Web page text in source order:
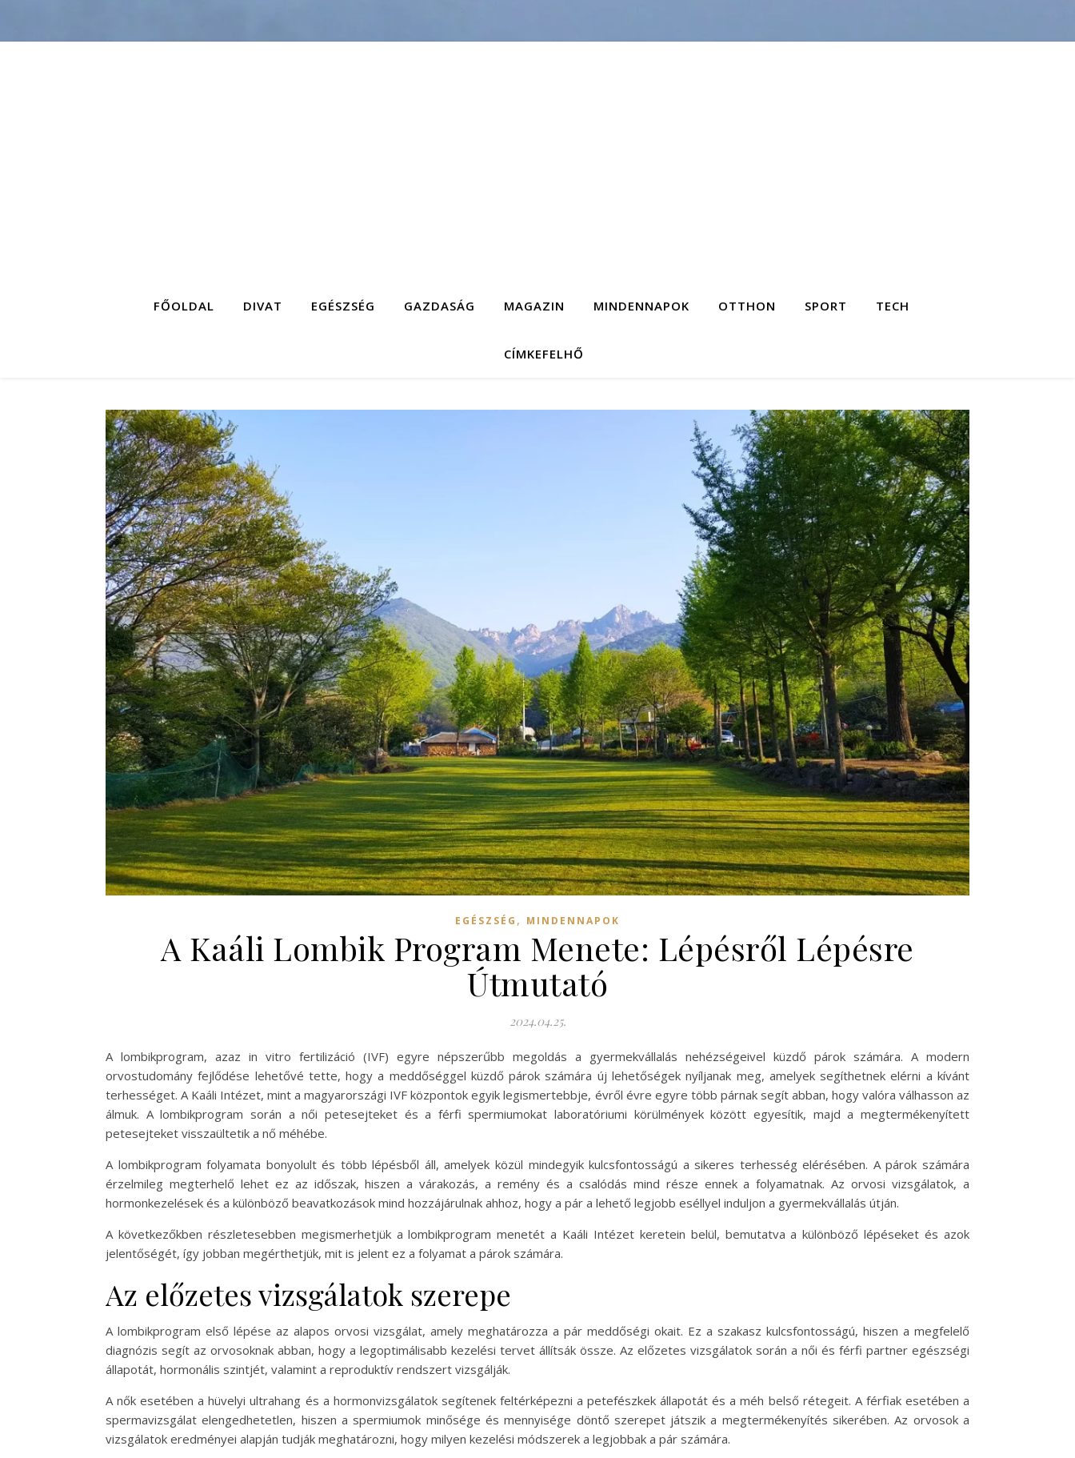
FŐOLDAL DIVAT EGÉSZSÉG GAZDASÁG MAGAZIN MINDENNAPOK OTTHON SPORT TECH
CÍMKEFELHŐ
EGÉSZSÉG , MINDENNAPOK
A Kaáli Lombik Program Menete: Lépésről Lépésre
Útmutató
2024.04.25.
A lombikprogram, azaz in vitro fertilizáció (IVF) egyre népszerűbb megoldás a gyermekvállalás nehézségeivel küzdő párok számára. A modern
orvostudomány fejlődése lehetővé tette, hogy a meddőséggel küzdő párok számára új lehetőségek nyíljanak meg, amelyek segíthetnek elérni a kívánt
terhességet. A Kaáli Intézet, mint a magyarországi IVF központok egyik legismertebbje, évről évre egyre több párnak segít abban, hogy valóra válhasson az
álmuk. A lombikprogram során a női petesejteket és a férfi spermiumokat laboratóriumi körülmények között egyesítik, majd a megtermékenyített
petesejteket visszaültetik a nő méhébe.
A lombikprogram folyamata bonyolult és több lépésből áll, amelyek közül mindegyik kulcsfontosságú a sikeres terhesség elérésében. A párok számára
érzelmileg megterhelő lehet ez az időszak, hiszen a várakozás, a remény és a csalódás mind része ennek a folyamatnak. Az orvosi vizsgálatok, a
hormonkezelések és a különböző beavatkozások mind hozzájárulnak ahhoz, hogy a pár a lehető legjobb eséllyel induljon a gyermekvállalás útján.
A következőkben részletesebben megismerhetjük a lombikprogram menetét a Kaáli Intézet keretein belül, bemutatva a különböző lépéseket és azok
jelentőségét, így jobban megérthetjük, mit is jelent ez a folyamat a párok számára.
Az előzetes vizsgálatok szerepe
A lombikprogram első lépése az alapos orvosi vizsgálat, amely meghatározza a pár meddőségi okait. Ez a szakasz kulcsfontosságú, hiszen a megfelelő
diagnózis segít az orvosoknak abban, hogy a legoptimálisabb kezelési tervet állítsák össze. Az előzetes vizsgálatok során a női és férfi partner egészségi
állapotát, hormonális szintjét, valamint a reproduktív rendszert vizsgálják.
A nők esetében a hüvelyi ultrahang és a hormonvizsgálatok segítenek feltérképezni a petefészkek állapotát és a méh belső rétegeit. A férfiak esetében a
spermavizsgálat elengedhetetlen, hiszen a spermiumok minősége és mennyisége döntő szerepet játszik a megtermékenyítés sikerében. Az orvosok a
vizsgálatok eredményei alapján tudják meghatározni, hogy milyen kezelési módszerek a legjobbak a pár számára.